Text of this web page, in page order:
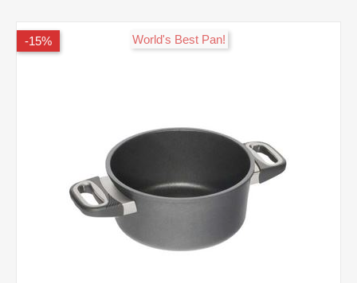
15%- !World's Best Pan